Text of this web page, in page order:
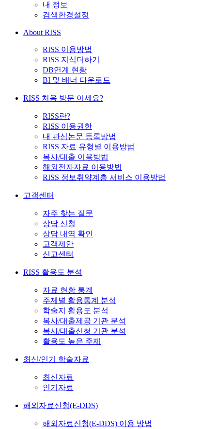
내 정보
검색환경설정
About RISS
RISS 이용방법
RISS 지식더하기
DB연계 현황
BI 및 배너 다운로드
RISS 처음 방문 이세요?
RISS란?
RISS 이용권한
내 관심논문 등록방법
RISS 자료 유형별 이용방법
복사/대출 이용방법
해외전자자료 이용방법
RISS 정보취약계층 서비스 이용방법
고객센터
자주 찾는 질문
상담 신청
상담 내역 확인
고객제안
신고센터
RISS 활용도 분석
자료 현황 통계
주제별 활용통계 분석
학술지 활용도 분석
복사/대출제공 기관 분석
복사/대출신청 기관 분석
활용도 높은 주제
최신/인기 학술자료
최신자료
인기자료
해외자료신청(E-DDS)
해외자료신청(E-DDS) 이용 방법